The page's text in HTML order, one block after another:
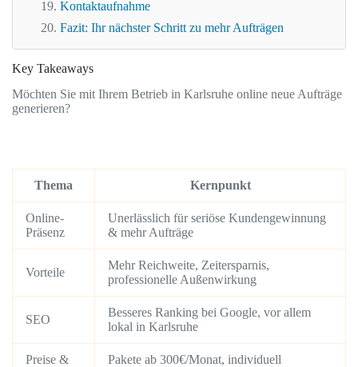
Kontaktaufnahme
Fazit: Ihr nächster Schritt zu mehr Aufträgen
Key Takeaways
Möchten Sie mit Ihrem Betrieb in Karlsruhe online neue Aufträge
generieren?
Thema Kernpunkt
Online-
Präsenz
Unerlässlich für seriöse Kundengewinnung
& mehr Aufträge
Vorteile
Mehr Reichweite, Zeitersparnis,
professionelle Außenwirkung
SEO
Besseres Ranking bei Google, vor allem
lokal in Karlsruhe
Preise &
Pakete ab 300€/Monat, individuell